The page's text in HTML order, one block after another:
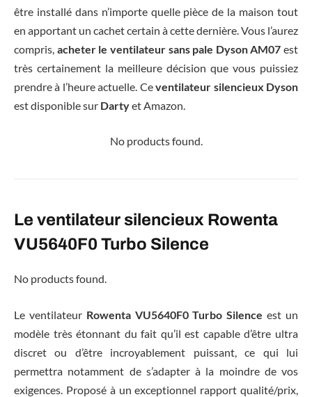
être installé dans n’importe quelle pièce de la maison tout
en apportant un cachet certain à cette dernière. Vous l’aurez
compris, acheter le ventilateur sans pale Dyson AM07 est
très certainement la meilleure décision que vous puissiez
prendre à l’heure actuelle. Ceventilateur silencieux Dyson
est disponible sur Dartyet Amazon.
No products found.
Le ventilateur silencieux Rowenta
VU5640F0 Turbo Silence
No products found.
Le ventilateur Rowenta VU5640F0 Turbo Silence est un
modèle très étonnant du fait qu’il est capable d’être ultra
discret ou d’être incroyablement puissant, ce qui lui
permettra notamment de s’adapter à la moindre de vos
exigences. Proposé à un exceptionnel rapport qualité/prix,